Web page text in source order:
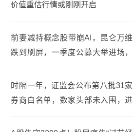
价值重估行情或刚刚开启
前妻减持概念股带崩AI，昆仑万维
跌到刷屏，一季度公募大举进场，
时隔一年，证监会公布第八批31家
券商白名单，数家头部未入围，进